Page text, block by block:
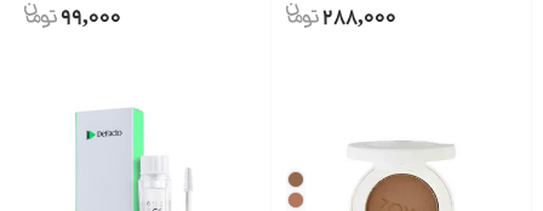
288,000
99,000